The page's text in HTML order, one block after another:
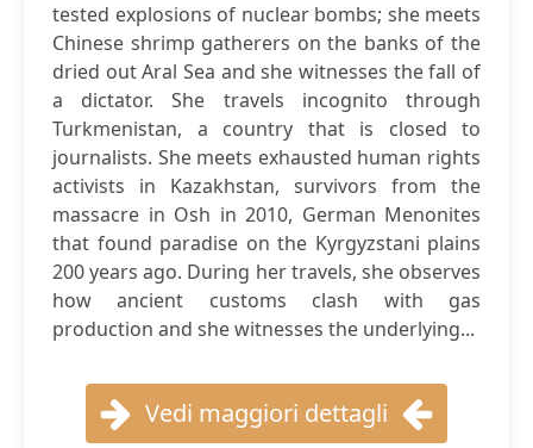
tested explosions of nuclear bombs; she meets
Chinese shrimp gatherers on the banks of the
dried out Aral Sea and she witnesses the fall of
a dictator. She travels incognito through
Turkmenistan, a country that is closed to
journalists. She meets exhausted human rights
activists in Kazakhstan, survivors from the
massacre in Osh in 2010, German Menonites
that found paradise on the Kyrgyzstani plains
200 years ago. During her travels, she observes
how ancient customs clash with gas
production and she witnesses the underlying...
Vedi maggiori dettagli